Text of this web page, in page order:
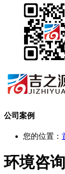
公司案例
您的位置：
环境咨